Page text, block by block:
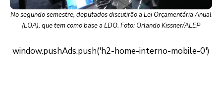
No segundo semestre, deputados discutirão a Lei Orçamentária Anual
(LOA), que tem como base a LDO. Foto: Orlando Kissner/ALEP